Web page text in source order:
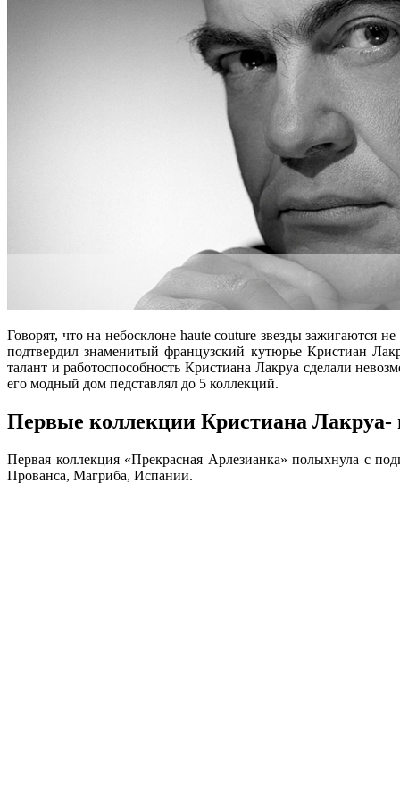
Говорят, что на небосклоне hautе couturе звезды зажигаются
подтвердил знаменитый французский кутюрье Кристиан
талант и работоспособность Кристиана Лакруа сделали
его модный дом педставлял до 5 коллекций.
Первые коллекции Кристиана
Первая коллекция «Прекрасная Арлезианка» полыхнула с
Прованса, Магриба, Испании.